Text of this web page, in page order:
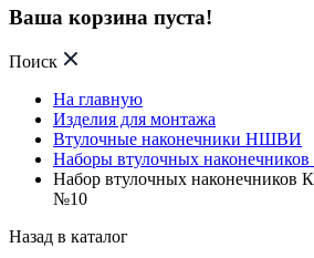
Ваша корзина пуста!
Поиск
На главную
Изделия для монтажа
Втулочные наконечники НШВИ
Наборы втулочных
Набор втулочных
№10
Назад в каталог